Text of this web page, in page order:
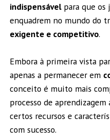
indispensável para que os
enquadrem no mundo do
exigente e competitivo.
Embora à primeira vista
apenas a permanecer em
conceito é muito mais
processo de
certos recursos e
com sucesso.